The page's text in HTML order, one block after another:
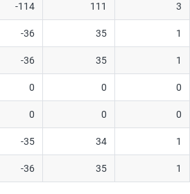
-114 111 3
-36 35 1
-36 35 1
0 0 0
0 0 0
-35 34 1
-36 35 1